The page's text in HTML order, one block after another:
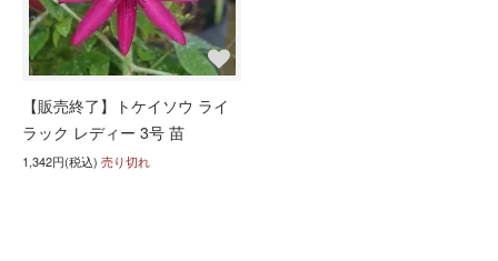
【販売終了】トケイソウ ライ
ラック レディー 3号 苗
1,342円(税込) 売り切れ